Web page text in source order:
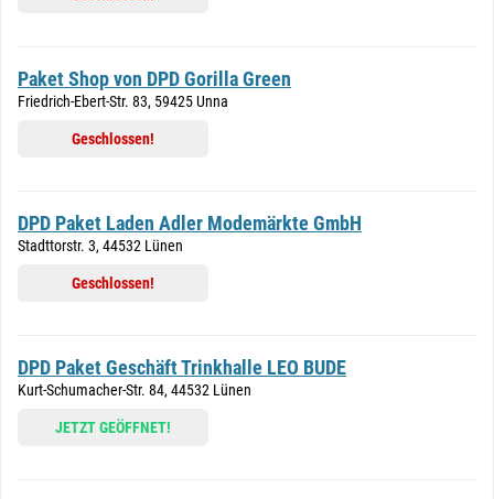
Paket Shop von DPD Gorilla Green
Friedrich-Ebert-Str. 83, 59425 Unna
Geschlossen!
DPD Paket Laden Adler Modemärkte GmbH
Stadttorstr. 3, 44532 Lünen
Geschlossen!
DPD Paket Geschäft Trinkhalle LEO BUDE
Kurt-Schumacher-Str. 84, 44532 Lünen
JETZT GEÖFFNET!